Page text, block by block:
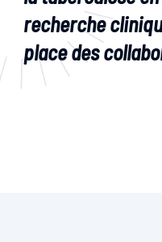
recherche
placedes